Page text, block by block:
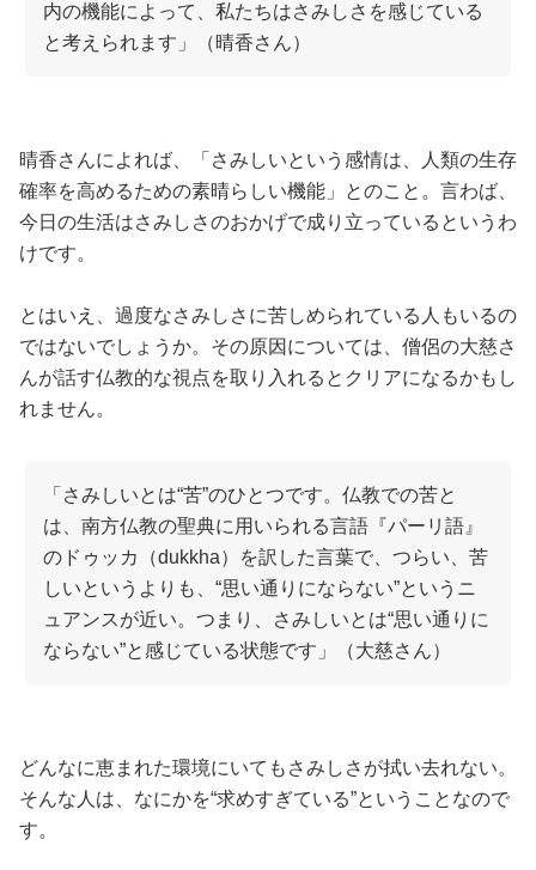
内の機能によって、私たちはさみしさを感じている
と考えられます」（晴香さん）
晴香さんによれば、「さみしいという感情は、人類の生存
確率を高めるための素晴らしい機能」とのこと。言わば、
今日の生活はさみしさのおかげで成り立っているというわ
けです。
とはいえ、過度なさみしさに苦しめられている人もいるの
ではないでしょうか。その原因については、僧侶の大慈さ
んが話す仏教的な視点を取り入れるとクリアになるかもし
れません。
「さみしいとは“苦”のひとつです。仏教での苦と
は、南方仏教の聖典に用いられる言語『パーリ語』
のドゥッカ（dukkha）を訳した言葉で、つらい、苦
しいというよりも、“思い通りにならない”というニ
ュアンスが近い。つまり、さみしいとは“思い通りに
ならない”と感じている状態です」（大慈さん）
どんなに恵まれた環境にいてもさみしさが拭い去れない。
そんな人は、なにかを“求めすぎている”ということなので
す。